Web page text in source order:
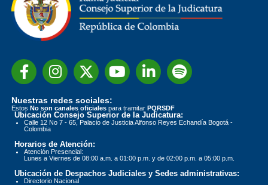
Nuestras redes sociales:
Estos No son canales oficiales para tramitar PQRSDF
Ubicación Consejo Superior de la Judicatura:
Calle 12 No 7 - 65, Palacio de Justicia Alfonso Reyes Echandía Bogotá -
Colombia
Horarios de Atención:
Atención Presencial:
Lunes a Viernes de 08:00 a.m. a 01:00 p.m. y de 02:00 p.m. a 05:00 p.m.
Ubicación de Despachos Judiciales y Sedes administrativas:
Directorio Nacional